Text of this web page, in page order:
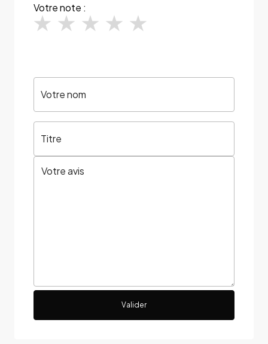
Votre note :
Votre nom
Titre
Valider